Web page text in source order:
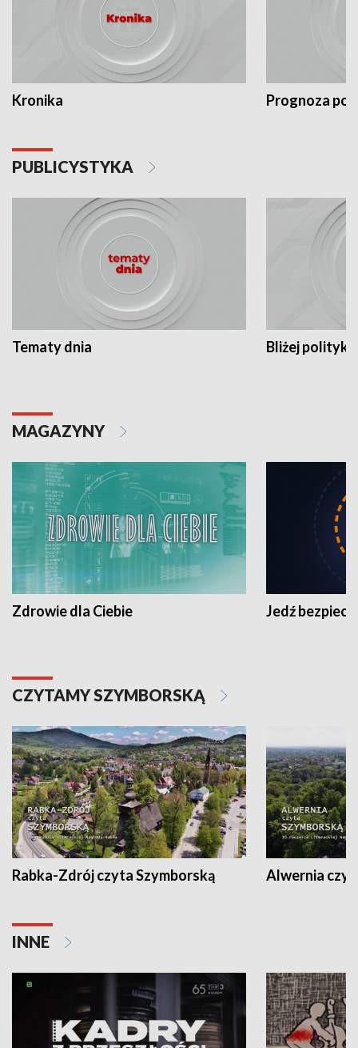
Kronika Prognoza
PUBLICYSTYKA
Tematy dnia Bliżej polityki
MAGAZYNY
Zdrowie dla Ciebie Jedź
CZYTAMY SZYMBORSKĄ
Rabka-Zdrój czyta Szymborską Alwernia
INNE